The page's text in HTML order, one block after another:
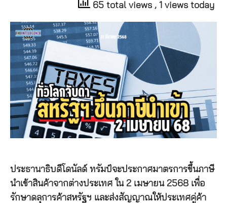
65 total views , 1 views today
ประธานาธิบดีโดนัลด์ ทรัมป์จะประกาศมาตรการขึ้นภาษี
นำเข้าสินค้าจากต่างประเทศ ใน 2 เมษายน 2568 เพื่อ
รักษาดลุการค้าสหรัฐฯ และส่งสัญญาณให้ประเทศคู่ค้า